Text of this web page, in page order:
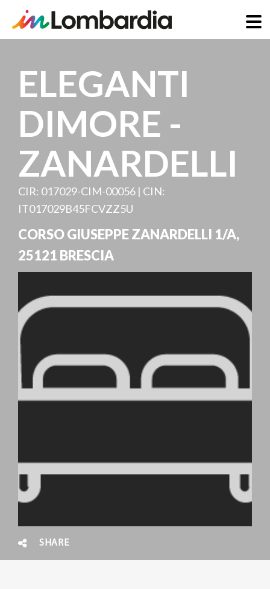
content
ELEGANTI
DIMORE -
ZANARDELLI
CIR: 017029-CIM-00056 | CIN:
IT017029B45FCVZZ5U
CORSO GIUSEPPE ZANARDELLI 1/A,
25121 BRESCIA
SHARE